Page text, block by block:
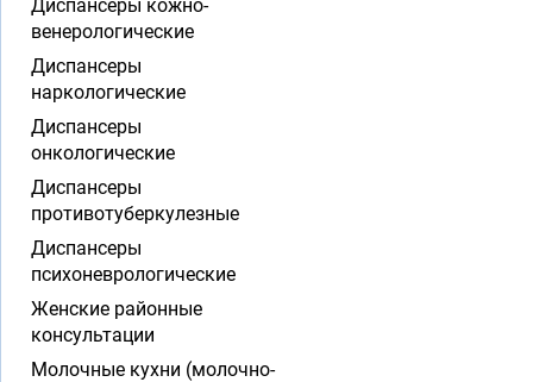
Диспансеры кожно-
венерологические
Диспансеры
наркологические
Диспансеры
онкологические
Диспансеры
противотуберкулезные
Диспансеры
психоневрологические
Женские районные
консультации
Молочные кухни (молочно-